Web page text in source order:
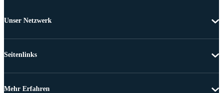
Unser Netzwerk
Seitenlinks
Mehr Erfahren